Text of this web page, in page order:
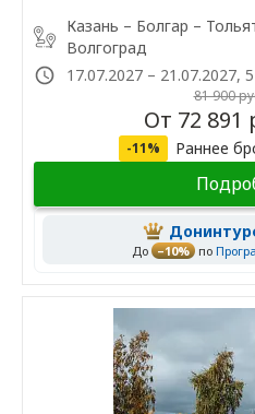
Казань – Болгар –
Волгоград
17.07.2027 – 21.07.2027,
81 900
От 72 891
-11% Раннее
До –10% по